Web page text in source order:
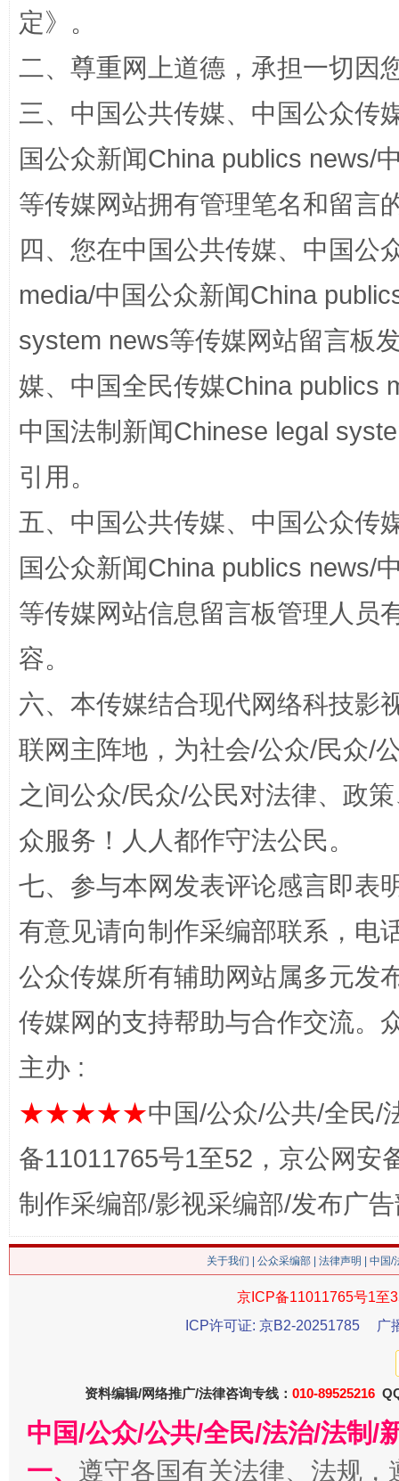
站台名比不上好声名
漫山遍野的桃花与雪山、麦地、白藏房 除
招工难、用工荒背后
网上购药对药下症？
今
定》。
二、尊重网上道德，承担一切因
三、中国公共传媒、中国公众传
国公众新闻China publics news/
等传媒网站拥有管理笔名和留言
四、您在中国公共传媒、中国公
media/中国公众新闻China
system news等传媒网站留言板
媒、中国全民传媒China publics
中国法制新闻Chinese legal
引用。
五、中国公共传媒、中国公众传
国公众新闻China publics news/
等传媒网站信息留言板管理人员
容。
六、本传媒结合现代网络科技影
联网主阵地，为社会/公众/民众/
之间公众/民众/公民对法律、政
众服务！人人都作守法公民。
七、参与本网发表评论感言即表
有意见请向制作采编部联系，电
公众传媒所有辅助网站属多元发
传媒网的支持帮助与合作交流。
主办 :
★★★★★中国/公众/公共/全民/
备11011765号1至52，京公网安
制作采编部/影视采编部/发布广
关于我们 公众采编部 法律声明 | 中国
京ICP备11011765号1至
ICP许可证: 京B2-20251785
广
资料编辑/网络推广/法律咨询专线： 010-89525216
中国/公众/公共/全民/法治/法制/
一、 遵守各国有关法律、法规